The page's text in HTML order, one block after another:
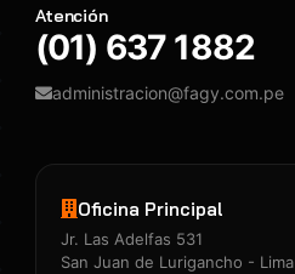
Atención
(01) 637 1882
administracion@fagy.com.pe
Oficina Principal
Jr. Las Adelfas 531
San Juan de Lurigancho - Lima